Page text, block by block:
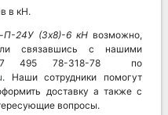
в кН.
П-24У (3х8)-6 кНвозможно,
связавшись с нашими
+7 495 78-318-78 по
. Наши сотрудники помогут
доставку а также с
вопросы.